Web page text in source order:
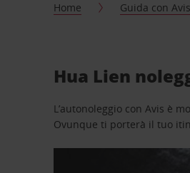
Home Guida con Avis
Hua Lien
L’autonoleggio con Avis è
Ovunque ti porterà il tuo